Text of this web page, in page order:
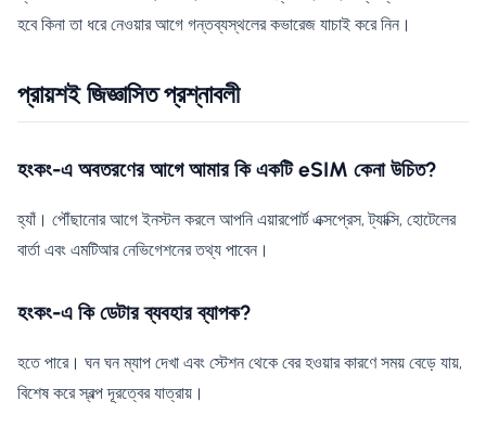
হবে কিনা তা ধরে নেওয়ার আগে গন্তব্যস্থলের কভারেজ যাচাই করে নিন।
প্রায়শই জিজ্ঞাসিত প্রশ্নাবলী
হংকং-এ অবতরণের আগে আমার কি একটি eSIM কেনা উচিত?
হ্যাঁ। পৌঁছানোর আগে ইনস্টল করলে আপনি এয়ারপোর্ট এক্সপ্রেস, ট্যাক্সি, হোটেলের
বার্তা এবং এমটিআর নেভিগেশনের তথ্য পাবেন।
হংকং-এ কি ডেটার ব্যবহার ব্যাপক?
হতে পারে। ঘন ঘন ম্যাপ দেখা এবং স্টেশন থেকে বের হওয়ার কারণে সময় বেড়ে যায়,
বিশেষ করে স্বল্প দূরত্বের যাত্রায়।